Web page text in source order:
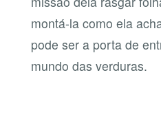
montá-la como ela
pode ser a porta de
mundo das verduras.